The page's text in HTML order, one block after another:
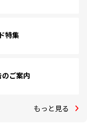
特集
のご案内
もっと見る